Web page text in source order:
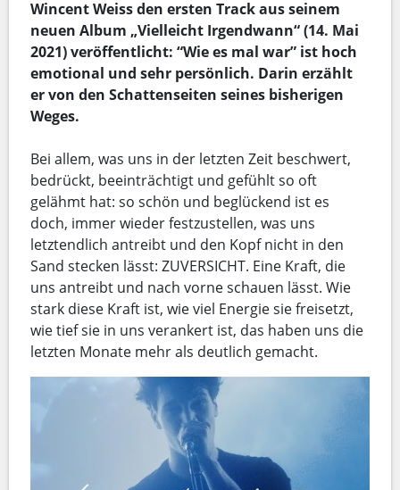
Wincent Weiss den ersten Track aus seinem
neuen Album „Vielleicht Irgendwann“ (14. Mai
2021) veröffentlicht: “Wie es mal war” ist hoch
emotional und sehr persönlich. Darin erzählt
er von den Schattenseiten seines bisherigen
Weges.
Bei allem, was uns in der letzten Zeit beschwert,
bedrückt, beeinträchtigt und gefühlt so oft
gelähmt hat: so schön und beglückend ist es
doch, immer wieder festzustellen, was uns
letztendlich antreibt und den Kopf nicht in den
Sand stecken lässt: ZUVERSICHT. Eine Kraft, die
uns antreibt und nach vorne schauen lässt. Wie
stark diese Kraft ist, wie viel Energie sie freisetzt,
wie tief sie in uns verankert ist, das haben uns die
letzten Monate mehr als deutlich gemacht.